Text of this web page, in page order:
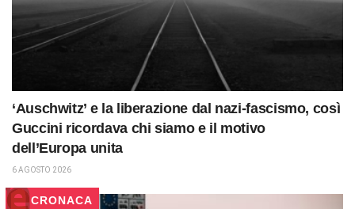
‘Auschwitz’ e la liberazione dal nazi-fascismo, così
Guccini ricordava chi siamo e il motivo
dell’Europa unita
6 AGOSTO 2026
CRONACA